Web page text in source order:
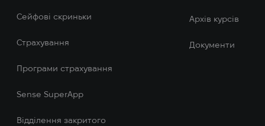
Сейфові скриньки
Страхування
Програми страхування
Sense SuperApp
Відділення закритого
Архів курсів
Документи